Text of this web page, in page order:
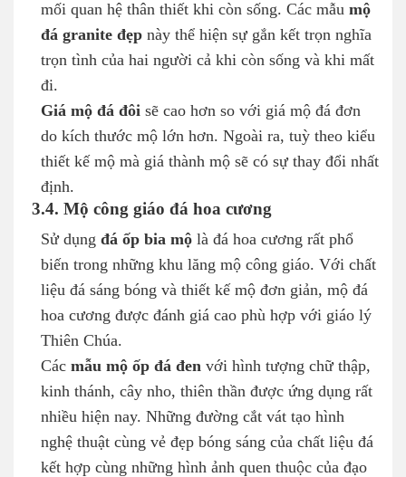
mối quan hệ thân thiết khi còn sống. Các mẫu mộ
đá granite đẹp này thể hiện sự gắn kết trọn nghĩa
trọn tình của hai người cả khi còn sống và khi mất
đi.
Giá mộ đá đôi sẽ cao hơn so với giá mộ đá đơn
do kích thước mộ lớn hơn. Ngoài ra, tuỳ theo kiểu
thiết kế mộ mà giá thành mộ sẽ có sự thay đổi nhất
định.
3.4. Mộ công giáo đá hoa cương
Sử dụng đá ốp bia mộ là đá hoa cương rất phổ
biến trong những khu lăng mộ công giáo. Với chất
liệu đá sáng bóng và thiết kế mộ đơn giản, mộ đá
hoa cương được đánh giá cao phù hợp với giáo lý
Thiên Chúa.
Các mẫu mộ ốp đá đen với hình tượng chữ thập,
kinh thánh, cây nho, thiên thần được ứng dụng rất
nhiều hiện nay. Những đường cắt vát tạo hình
nghệ thuật cùng vẻ đẹp bóng sáng của chất liệu đá
kết hợp cùng những hình ảnh quen thuộc của đạo